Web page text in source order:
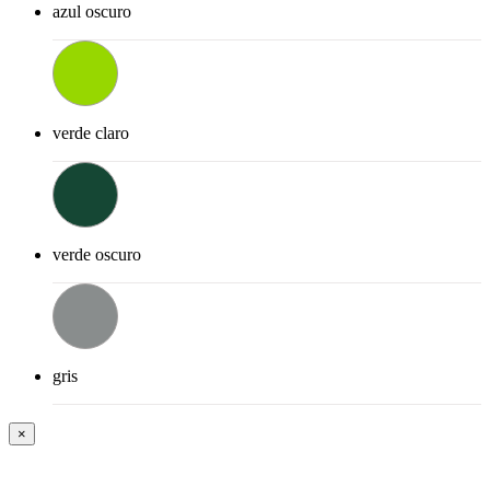
azul oscuro
verde claro
verde oscuro
gris
×